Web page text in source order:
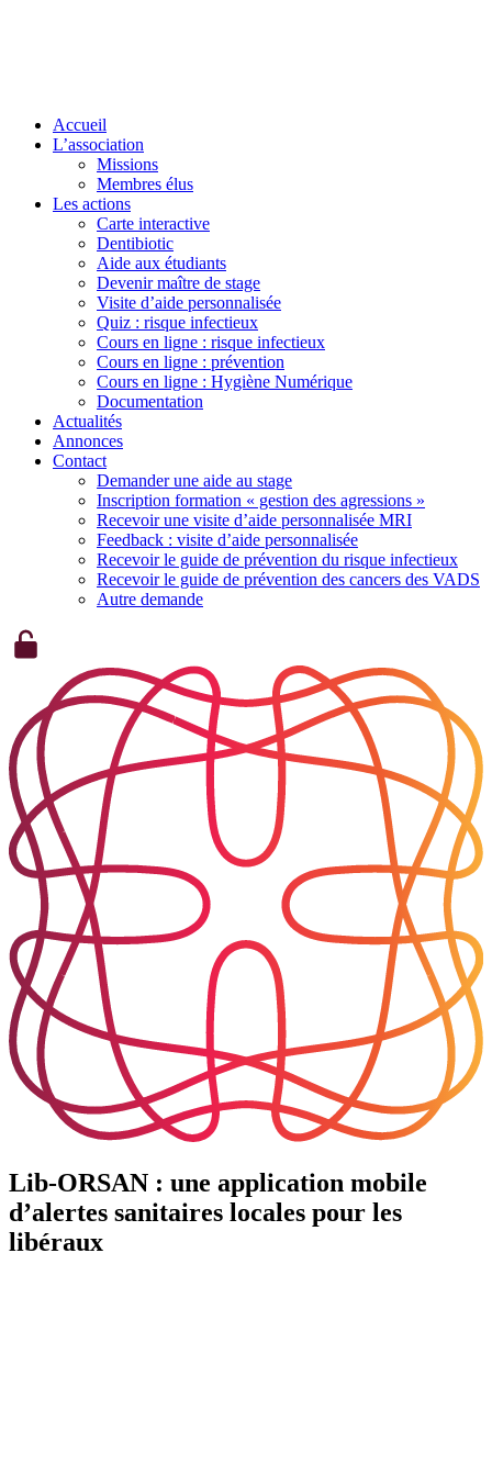
Accueil
L’association
Missions
Membres élus
Les actions
Carte interactive
Dentibiotic
Aide aux étudiants
Devenir maître de stage
Visite d’aide personnalisée
Quiz : risque infectieux
Cours en ligne : risque infectieux
Cours en ligne : prévention
Cours en ligne : Hygiène Numérique
Documentation
Actualités
Annonces
Contact
Demander une aide au stage
Inscription formation « gestion des agressions »
Recevoir une visite d’aide personnalisée MRI
Feedback : visite d’aide personnalisée
Recevoir le guide de prévention du risque infectieux
Recevoir le guide de prévention des cancers des VADS
Autre demande
Lib-ORSAN : une application mobile
d’alertes sanitaires locales pour les
libéraux